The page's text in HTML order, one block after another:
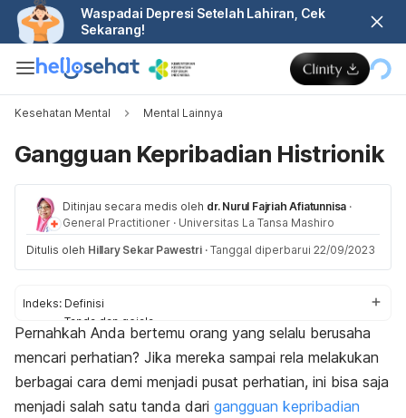
Waspadai Depresi Setelah Lahiran, Cek
Sekarang!
Kesehatan Mental Mental Lainnya
Gangguan Kepribadian Histrionik
Ditinjau secara medis oleh dr. Nurul Fajriah Afiatunnisa ·
General Practitioner · Universitas La Tansa Mashiro
Ditulis oleh Hillary Sekar Pawestri · Tanggal diperbarui 22/09/2023
Indeks: Definisi
Tanda dan gejala
Penyebab
Diagnosis
Pengobatan
Pernahkah Anda bertemu orang yang selalu berusaha
mencari perhatian? Jika mereka sampai rela melakukan
berbagai cara demi menjadi pusat perhatian, ini bisa saja
menjadi salah satu tanda dari gangguan kepribadian